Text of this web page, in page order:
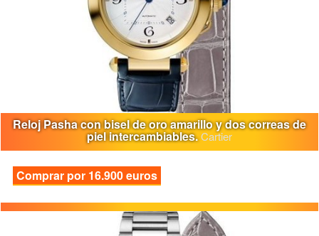
Reloj Pasha con bisel de oro amarillo y dos correas de
piel intercambiables.Cartier
Comprar por 16.900 euros